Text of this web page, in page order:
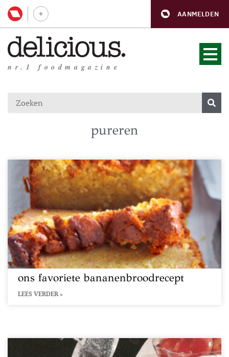
AANMELDEN
nr.1 foodmagazine
pureren
ons favoriete bananenbroodrecept
LEES VERDER »